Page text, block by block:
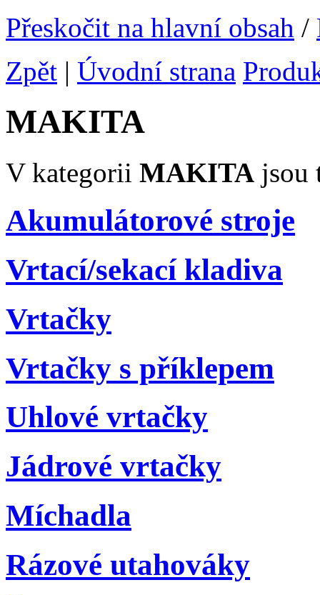
Přeskočit na hlavní obsah /
Zpět | Úvodní strana
MAKITA
V kategorii MAKITA jsou
Akumulátorové stroje
Vrtací/sekací kladiva
Vrtačky
Vrtačky s příklepem
Uhlové vrtačky
Jádrové vrtačky
Míchadla
Rázové utahováky